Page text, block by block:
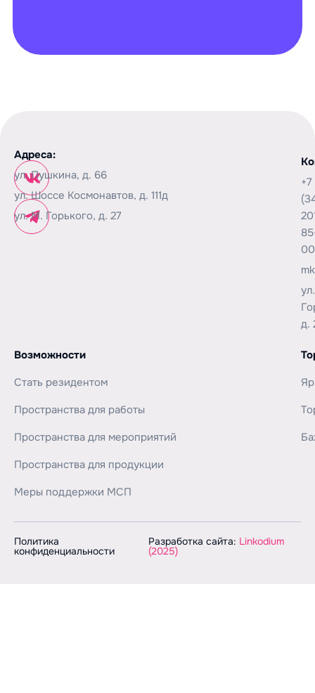
Адреса:
ул. Пушкина, д. 66
ул. Шоссе Космонавтов, д. 111д
ул. М. Горького, д. 27
+7
00
д.
Возможности
Стать резидентом
Пространства для работы
Пространства для мероприятий
Пространства для продукции
Меры поддержки МСП
Политика
конфиденциальности
Разработка сайта: Linkodium
(2025)